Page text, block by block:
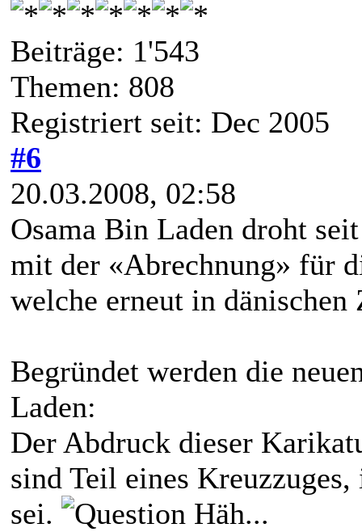
Beiträge: 1'543
Themen: 808
Registriert seit: Dec 2005
#6
20.03.2008, 02:58
Osama Bin Laden droht
mit der «Abrechnung» für
welche erneut in
Begründet werden die
Laden:
Der Abdruck dieser
sind Teil eines
sei.
Häh...